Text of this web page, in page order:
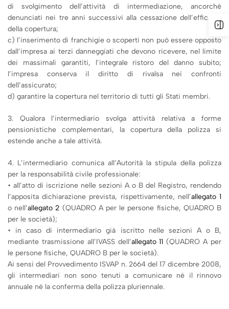
di svolgimento dell’attività di intermediazione, ancorché
denunciati nei tre anni successivi alla cessazione dell’efficacia
della copertura;
c) l’inserimento di franchigie o scoperti non può essere opposto
dall’impresa ai terzi danneggiati che devono ricevere, nel limite
dei massimali garantiti, l’integrale ristoro del danno subito;
l’impresa conserva il diritto di rivalsa nei confronti
dell’assicurato;
d) garantire la copertura nel territorio di tutti gli Stati membri.
3. Qualora l’intermediario svolga attività relativa a forme
pensionistiche complementari, la copertura della polizza si
estende anche a tale attività.
4. L’intermediario comunica all’Autorità la stipula della polizza
per la responsabilità civile professionale:
• all’atto di iscrizione nelle sezioni A o B del Registro, rendendo
l’apposita dichiarazione prevista, rispettivamente, nell’allegato 1
o nell’allegato 2 (QUADRO A per le persone fisiche, QUADRO B
per le società);
• in caso di intermediario già iscritto nelle sezioni A o B,
mediante trasmissione all’IVASS dell’allegato 11 (QUADRO A per
le persone fisiche, QUADRO B per le società).
Ai sensi del Provvedimento ISVAP n. 2664 del 17 dicembre 2008,
gli intermediari non sono tenuti a comunicare né il rinnovo
annuale né la conferma della polizza pluriennale.